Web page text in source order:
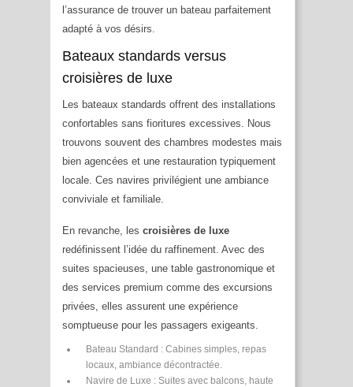
l’assurance de trouver un bateau parfaitement
adapté à vos désirs.
Bateaux standards versus
croisières de luxe
Les bateaux standards offrent des installations
confortables sans fioritures excessives. Nous
trouvons souvent des chambres modestes mais
bien agencées et une restauration typiquement
locale. Ces navires privilégient une ambiance
conviviale et familiale.
En revanche, les croisières de luxe
redéfinissent l’idée du raffinement. Avec des
suites spacieuses, une table gastronomique et
des services premium comme des excursions
privées, elles assurent une expérience
somptueuse pour les passagers exigeants.
Bateau Standard : Cabines simples, repas
locaux, ambiance décontractée.
Navire de Luxe : Suites avec balcons, haute